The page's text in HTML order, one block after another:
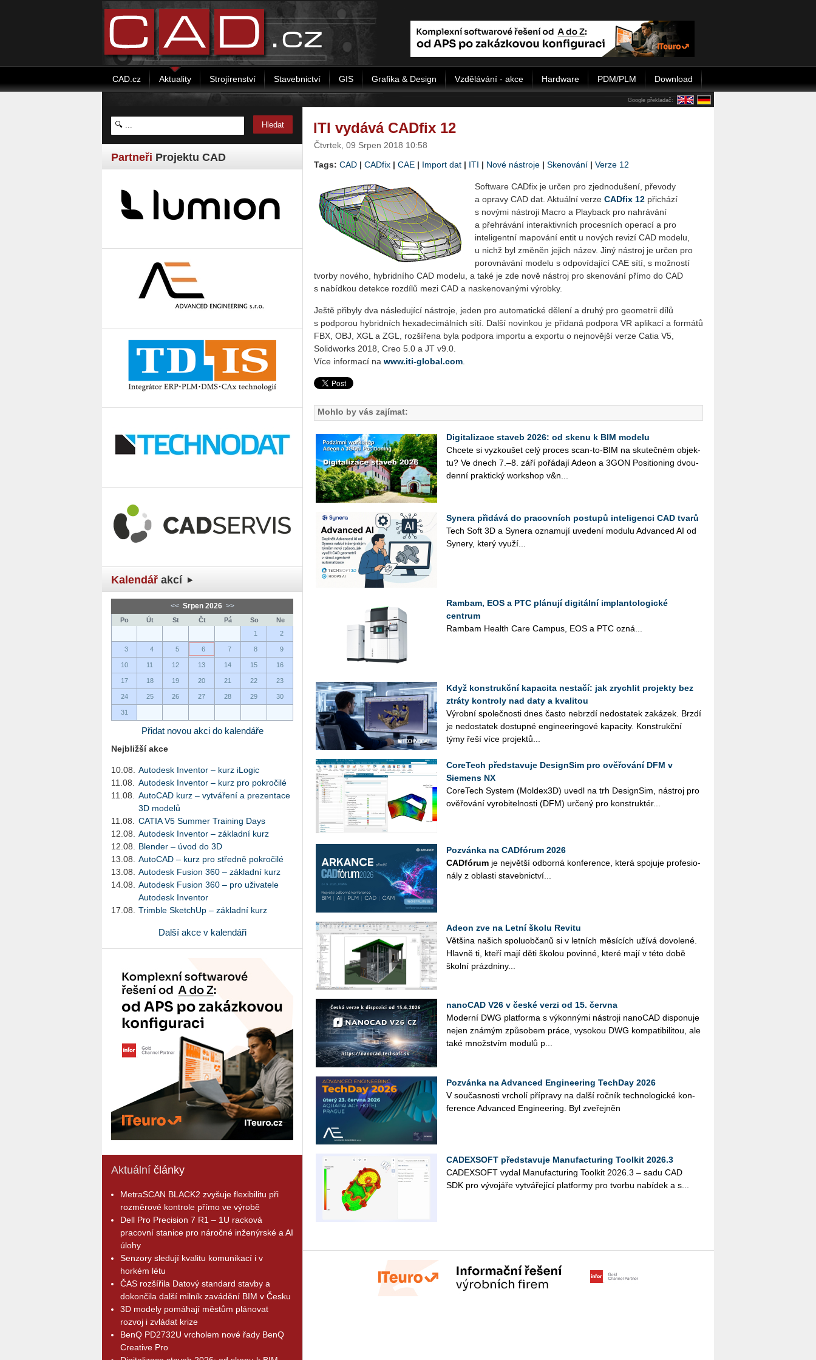
CAD.cz Aktuality Strojírenství Stavebnictví GIS Grafika & Design Vzdělávání - akce Hardware PDM/PLM Download
Google překladač:
Partneři Projektu CAD
Kalendář akcí
<< Srpen 2026 >>
Po Út St Čt Pá So
Ne
1
2
3 4 5 6 7 8 9
10 11 12 13 14 15 16
17 18 19 20 21 22 23
24 25 26 27 28 29 30
31
Přidat novou akci do kalendáře
Nejbližší akce
10.08.
Autodesk Inventor – kurz iLogic
11.08.
Autodesk Inventor – kurz pro pokročilé
11.08.
AutoCAD kurz – vytváření a prezentace
3D modelů
11.08.
CATIA V5 Summer Training Days
12.08.
Autodesk Inventor – základní kurz
12.08.
Blender – úvod do 3D
13.08.
AutoCAD – kurz pro středně pokročilé
13.08.
Autodesk Fusion 360 – základní kurz
14.08.
Autodesk Fusion 360 – pro uživatele
Autodesk Inventor
17.08.
Trimble SketchUp – základní kurz
Další akce v kalendáři
Aktuální články
MetraSCAN BLACK2 zvyšuje flexibilitu při
rozměrové kontrole přímo ve výrobě
Dell Pro Precision 7 R1 – 1U racková
pracovní stanice pro náročné inženýrské a AI
úlohy
Senzory sledují kvalitu komunikací i v
horkém létu
ČAS rozšířila Datový standard stavby a
dokončila další milník zavádění BIM v Česku
3D modely pomáhají městům plánovat
rozvoj i zvládat krize
BenQ PD2732U vrcholem nové řady BenQ
Creative Pro
ITI vydává CADfix 12
Čtvrtek, 09 Srpen 2018 10:58
Tags: CAD | CADfix | CAE | Import dat | ITI | Nové nástroje | Skenování | Verze 12
Software CADfix je určen pro zjednodušení, převody
a opravy CAD dat. Aktuální verze CADfix 12 přichází
s novými nástroji Macro a Playback pro nahrávání
a přehrávání interaktivních procesních operací a pro
inteligentní mapování entit u nových revizí CAD modelu,
u nichž byl změněn jejich název. Jiný nástroj je určen pro
porovnávání modelu s odpovídající CAE sítí, s možností
tvorby nového, hybridního CAD modelu, a také je zde nově nástroj pro skenování přímo do CAD
s nabídkou detekce rozdílů mezi CAD a naskenovanými výrobky.
Ještě přibyly dva následující nástroje, jeden pro automatické dělení a druhý pro geometrii dílů
s podporou hybridních hexadecimálních sítí. Další novinkou je přidaná podpora VR aplikací a formátů
FBX, OBJ, XGL a ZGL, rozšířena byla podpora importu a exportu o nejnovější verze Catia V5,
Solidworks 2018, Creo 5.0 a JT v9.0.
Více informací na www.iti-global.com
Mohlo by vás zajímat:
Digitalizace staveb 2026: od skenu k BIM modelu
Chce­te si vy­zkou­šet celý pro­ces scan-to-BIM na sku­teč­ném ob­jek­
tu? Ve dnech 7.–8. září po­řá­da­jí Adeon a 3GON Po­si­ti­o­ning dvou­
den­ní prak­tic­ký work­shop v&n...
Synera přidává do pracovních postupů inteligenci CAD tvarů
Tech Soft 3D a Sy­ne­ra ozna­mu­jí uve­de­ní mo­du­lu Advan­ced AI od
Sy­ne­ry, který vy­u­ží...
Rambam, EOS a PTC plánují digitální implantologické
centrum
Rambam Health Care Campus, EOS a PTC ozná­...
Když konstrukční kapacita nestačí: jak zrychlit projekty bez
ztráty kontroly nad daty a kvalitou
Vý­rob­ní spo­leč­nos­ti dnes často ne­brz­dí ne­do­sta­tek za­ká­zek. Brzdí
je ne­do­sta­tek do­stup­né en­gi­nee­rin­go­vé ka­pa­ci­ty. Kon­strukč­ní
týmy řeší více pro­jek­tů...
CoreTech představuje DesignSim pro ověřování DFM v
Siemens NX
Co­re­Tech Sys­tem (Mol­dex­3D) uvedl na trh De­sign­Sim, ná­stroj pro
ově­řo­vá­ní vy­ro­bi­tel­nos­ti (DFM) ur­če­ný pro kon­struk­té­r...
Pozvánka na CADfórum 2026
CAD­fó­rum je nej­vět­ší od­bor­ná kon­fe­ren­ce, která spo­ju­je pro­fe­si­o­
ná­ly z ob­las­ti sta­veb­nic­tví...
Adeon zve na Letní školu Revitu
Vět­ši­na na­šich spo­lu­ob­ča­nů si v let­ních mě­sí­cích užívá do­vo­le­né.
Hlav­ně ti, kteří mají děti ško­lou po­vin­né, které mají v této době
škol­ní prázd­ni­ny...
nanoCAD V26 v české verzi od 15. června
Mo­der­ní DWG plat­for­ma s vý­kon­ný­mi ná­stro­ji na­no­CAD dis­po­nu­je
nejen zná­mým způ­so­bem práce, vy­so­kou DWG kom­pa­ti­bi­li­tou, ale
také množ­stvím mo­du­lů p...
Pozvánka na Advanced Engineering TechDay 2026
V sou­čas­nos­ti vr­cho­lí pří­pra­vy na další roč­ník tech­no­lo­gic­ké kon­
fe­ren­ce Advan­ced En­gi­nee­ring. Byl zve­řej­něn
CADEXSOFT představuje Manufacturing Toolkit 2026.3
CAD­EX­SOFT vydal Ma­nu­factu­ring Tool­kit 2026.3 – sadu CAD
SDK pro vý­vo­já­ře vy­tvá­ře­jí­cí plat­for­my pro tvor­bu na­bí­dek a s...